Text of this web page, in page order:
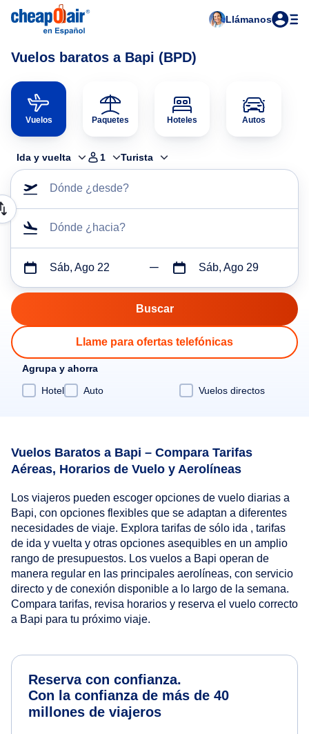
Llámanos
Vuelos baratos a Bapi (BPD)
Vuelos Paquetes Hoteles Autos
Ida y vuelta 1 Turista
Dónde ¿desde?
Dónde ¿hacia?
Sáb, Ago 22 Sáb, Ago 29
Llame para ofertas telefónicas
Agrupa y ahorra
Hotel
Auto Vuelos directos
Vuelos Baratos a Bapi – Compara Tarifas
Aéreas, Horarios de Vuelo y Aerolíneas
Los viajeros pueden escoger opciones de vuelo diarias a
Bapi, con opciones flexibles que se adaptan a diferentes
necesidades de viaje. Explora tarifas de sólo ida , tarifas
de ida y vuelta y otras opciones asequibles en un amplio
rango de presupuestos. Los vuelos a Bapi operan de
manera regular en las principales aerolíneas, con servicio
directo y de conexión disponible a lo largo de la semana.
Compara tarifas, revisa horarios y reserva el vuelo correcto
a Bapi para tu próximo viaje.
Reserva con confianza.
Con la confianza de más de 40
millones de viajeros